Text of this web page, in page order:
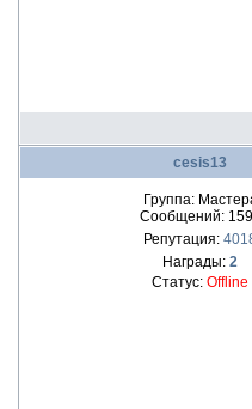
cesis13
Группа:
Сообщений:
Репутация:
Награды: 2
Статус: Offline